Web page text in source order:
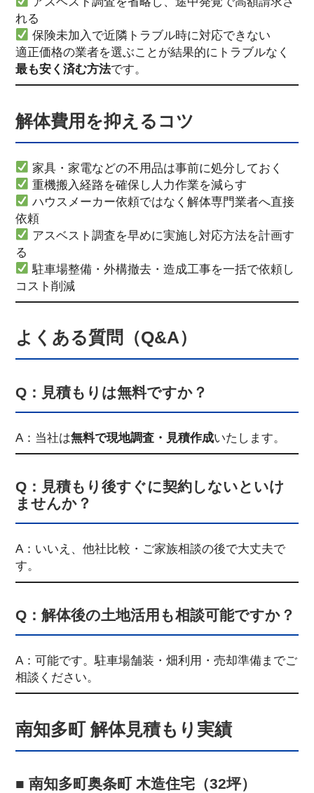
れる
保険未加入で近隣トラブル時に対応できない
適正価格の業者を選ぶことが結果的にトラブルなく
最も安く済む方法です。
解体費用を抑えるコツ
家具・家電などの不用品は事前に処分しておく
重機搬入経路を確保し人力作業を減らす
ハウスメーカー依頼ではなく解体専門業者へ直接
依頼
アスベスト調査を早めに実施し対応方法を計画す
る
駐車場整備・外構撤去・造成工事を一括で依頼し
コスト削減
よくある質問（Q&A）
Q：見積もりは無料ですか？
A：当社は無料で現地調査・見積作成いたします。
Q：見積もり後すぐに契約しないといけ
ませんか？
A：いいえ、他社比較・ご家族相談の後で大丈夫で
す。
Q：解体後の土地活用も相談可能ですか？
A：可能です。駐車場舗装・畑利用・売却準備までご
相談ください。
南知多町 解体見積もり実績
■ 南知多町奥条町 木造住宅（32坪）